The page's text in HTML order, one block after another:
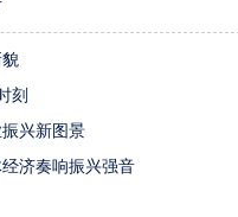
刻
兴新图景
济奏响振兴强音